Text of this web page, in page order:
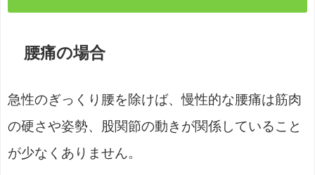
腰痛の場合
急性のぎっくり腰を除けば、慢性的な腰痛は筋肉
の硬さや姿勢、股関節の動きが関係していること
が少なくありません。